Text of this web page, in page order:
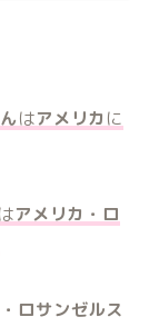
はアメリカ に
アメリカ・ロ
ロサンゼルス